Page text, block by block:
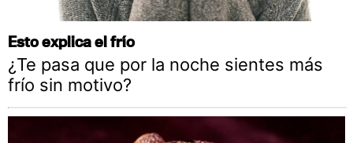
Esto explica el frío
¿Te pasa que por la noche sientes más
frío sin motivo?